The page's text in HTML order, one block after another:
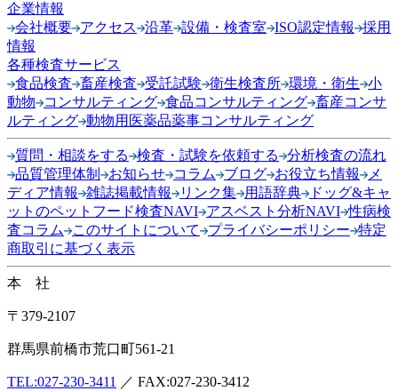
企業情報
会社概要 アクセス 沿革 設備・検査室 ISO認定情報
採用
情報
各種検査サービス
食品検査 畜産検査 受託試験 衛生検査所 環境・衛生 小
動物
コンサルティング 食品コンサルティング 畜産コンサ
ルティング 動物用医薬品薬事コンサルティング
質問・相談をする 検査・試験を依頼する
分析検査の流れ
品質管理体制
お知らせ コラム ブログ お役立ち情報
メ
ディア情報
雑誌掲載情報 リンク集 用語辞典
ドッグ&キャ
ットのペットフード検査NAVI アスベスト分析NAVI 性病検
査コラム
このサイトについて プライバシーポリシー 特定
商取引に基づく表示
本 社
〒379-2107
群馬県前橋市荒口町561-21
TEL:027-230-3411 ／ FAX:027-230-3412